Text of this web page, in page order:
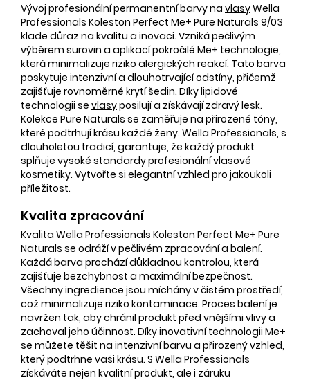
Vývoj profesionální permanentní barvy na vlasyWella
Professionals Koleston Perfect Me+ Pure Naturals 9/03
klade důraz na kvalitu a inovaci. Vzniká pečlivým
výběrem surovin a aplikací pokročilé Me+ technologie,
která minimalizuje riziko alergických reakcí. Tato barva
poskytuje intenzivní a dlouhotrvající odstíny, přičemž
zajišťuje rovnoměrné krytí šedin. Díky lipidové
technologii se vlasyposilují a získávají zdravý lesk.
Kolekce Pure Naturals se zaměřuje na přirozené tóny,
které podtrhují krásu každé ženy. Wella Professionals, s
dlouholetou tradicí, garantuje, že každý produkt
splňuje vysoké standardy profesionální vlasové
kosmetiky. Vytvořte si elegantní vzhled pro jakoukoli
příležitost.
Kvalita zpracování
Kvalita Wella Professionals Koleston Perfect Me+ Pure
Naturals se odráží v pečlivém zpracování a balení.
Každá barva prochází důkladnou kontrolou, která
zajišťuje bezchybnost a maximální bezpečnost.
Všechny ingredience jsou míchány v čistém prostředí,
což minimalizuje riziko kontaminace. Proces balení je
navržen tak, aby chránil produkt před vnějšími vlivy a
zachoval jeho účinnost. Díky inovativní technologii Me+
se můžete těšit na intenzivní barvu a přirozený vzhled,
který podtrhne vaši krásu. S Wella Professionals
získáváte nejen kvalitní produkt, ale i záruku